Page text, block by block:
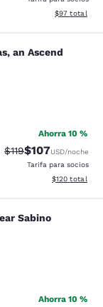
Ver detalles
$97 total
an
an Ascend
2228 reseñas
Ahorra 10 %
Precio tachado:
$119Precio con
$107USD/noche
Tarifa para socios
Ver detalles
$120 total
Sabino
Sabino
bueno. 2057
Ahorra 10 %